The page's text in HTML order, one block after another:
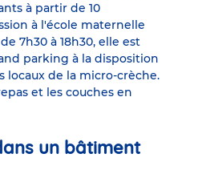
à partir de 10
à l'école maternelle
7h30 à 18h30, elle est
parking à la disposition
locaux de la micro-crèche.
et les couches en
un bâtiment